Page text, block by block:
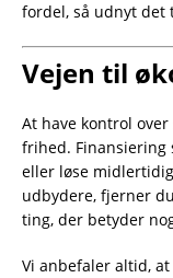
fordel, så udnyt
Vejen til
At have kontrol
frihed. Finansiering
eller løse
udbydere, fjerner
ting, der betyder
Vi anbefaler altid,